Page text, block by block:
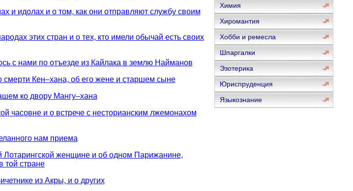
идолах и о том, как они отправляют службу своим
этих стран и о тех, кто имели обычай есть своих
нами по отъезде из Кайлака в землю Найманов
Кен–хана, об его жене и старшем сыне
ко двору Мангу–хана
и о встрече с несторианским лжемонахом
нам приема
женщине и об одном Парижанине,
той стране
из Акры, и о других
Химия
Хиромантия
Хобби и ремесла
Шпаргалки
Эзотерика
Юриспруденция
Языкознание